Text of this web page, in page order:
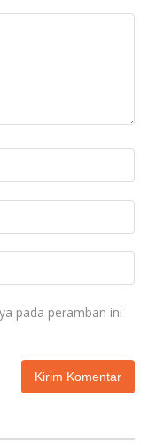
pada peramban ini